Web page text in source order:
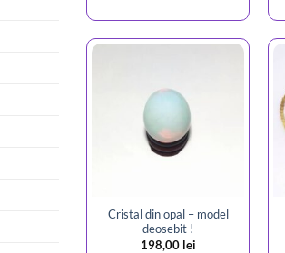
Cristal din opal – model
deosebit !
198,00 lei